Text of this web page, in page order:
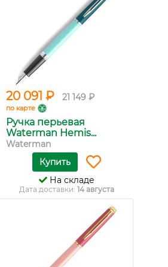
20 091 ₽ 21 149 ₽
по карте
Ручка перьевая
Waterman Hemis...
Waterman
Купить
На складе
Дата доставки: 14 августа